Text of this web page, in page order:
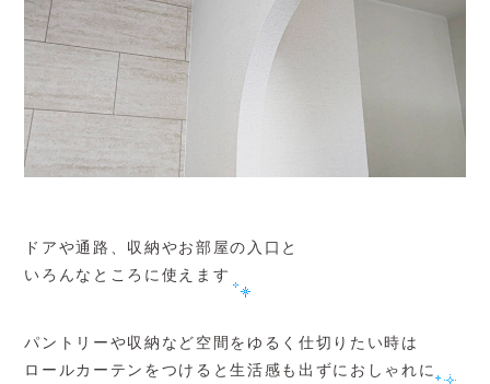
ドアや通路、収納やお部屋の入口と
いろんなところに使えます
パントリーや収納など空間をゆるく仕切りたい時は
ロールカーテンをつけると生活感も出ずにおしゃれに